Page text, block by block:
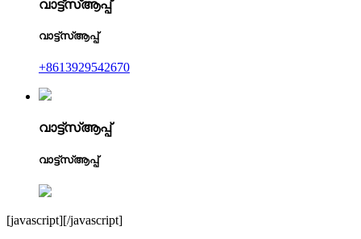
വാട്ട്‌സ്ആപ്പ്
വാട്ട്‌സ്ആപ്പ്
+8613929542670
വാട്ട്‌സ്ആപ്പ്
വാട്ട്‌സ്ആപ്പ്
[javascript][/javascript]